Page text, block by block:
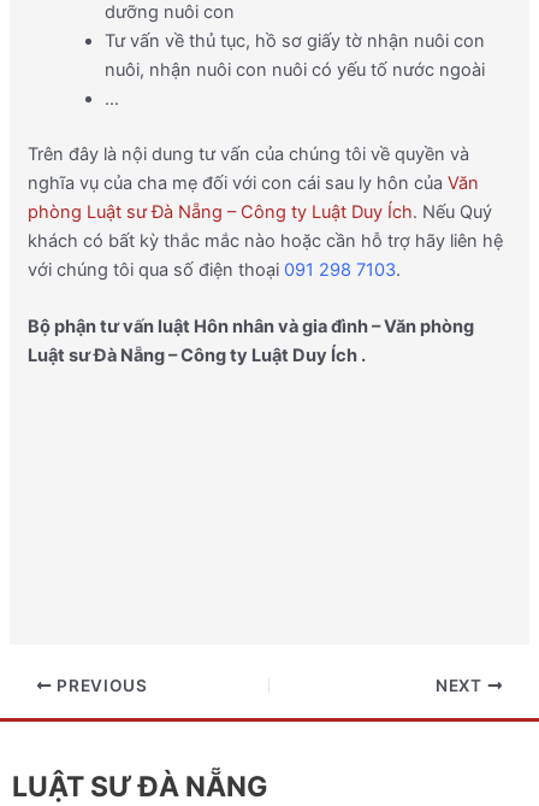
dưỡng nuôi con
Tư vấn về thủ tục, hồ sơ giấy tờ nhận nuôi con
nuôi, nhận nuôi con nuôi có yếu tố nước ngoài
…
Trên đây là nội dung tư vấn của chúng tôi về quyền và
nghĩa vụ của cha mẹ đối với con cái sau ly hôn của Văn
phòng Luật sư Đà Nẵng – Công ty Luật Duy Ích. Nếu Quý
khách có bất kỳ thắc mắc nào hoặc cần hỗ trợ hãy liên hệ
với chúng tôi qua số điện thoại 091 298 7103.
Bộ phận tư vấn luật Hôn nhân và gia đình – Văn phòng
Luật sư Đà Nẵng – Công ty Luật Duy Ích .
PREVIOUS NEXT
LUẬT SƯ ĐÀ NẴNG